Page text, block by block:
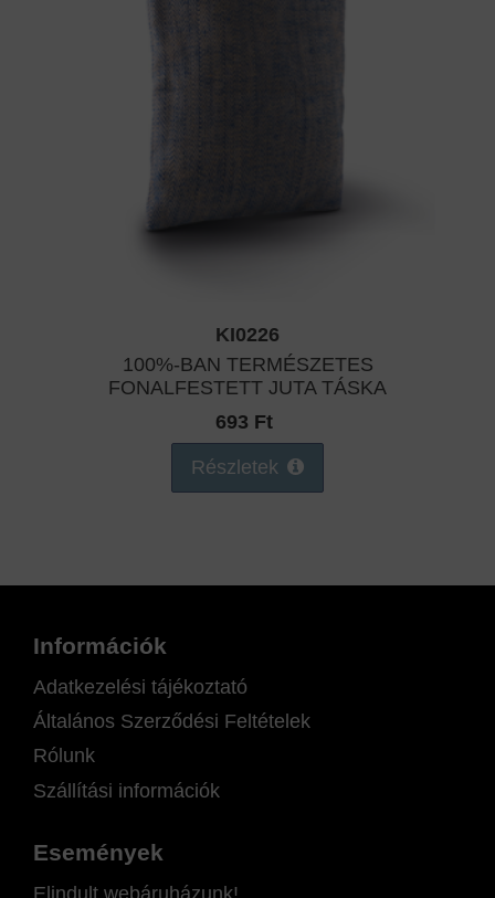
KI0226
100%-BAN TERMÉSZETES
FONALFESTETT JUTA TÁSKA
693 Ft
Részletek
Információk
Adatkezelési tájékoztató
Általános Szerződési Feltételek
Rólunk
Szállítási információk
Események
Elindult webáruházunk!